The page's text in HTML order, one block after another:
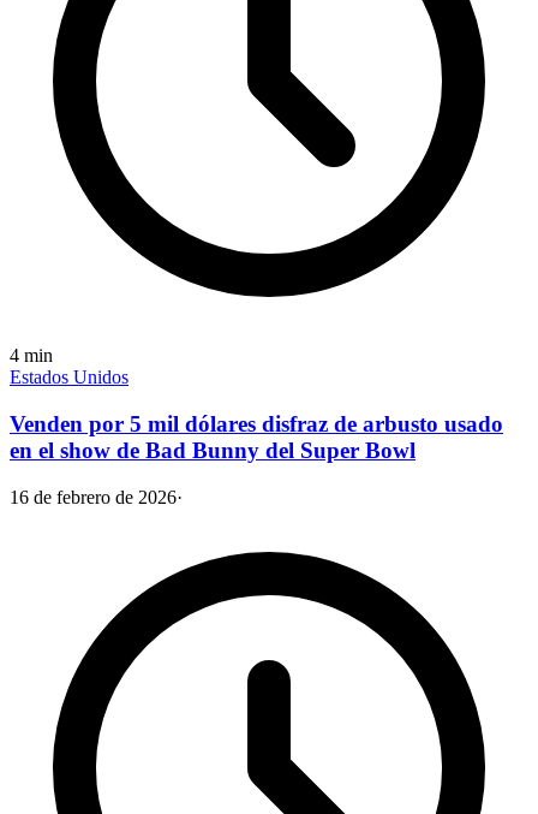
4 min
Estados Unidos
Venden por 5 mil dólares disfraz de arbusto usado
en el show de Bad Bunny del Super Bowl
16 de febrero de 2026·